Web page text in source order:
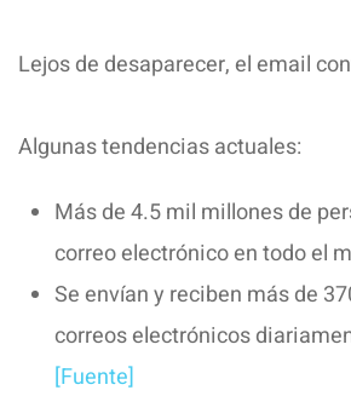
Lejos de desaparecer, el email
Algunas tendencias actuales:
Más de4.5 mil millones de
correo electrónico en todo el
Se envían y reciben más de
correos electrónicos
[Fuente]